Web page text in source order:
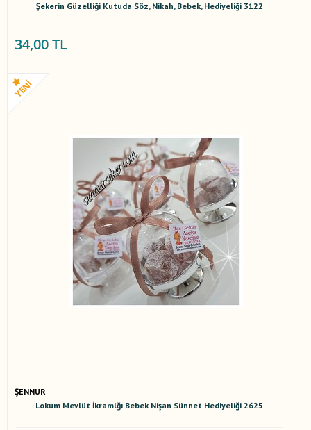
Şekerin Güzelliği Kutuda Söz, Nikah, Bebek, Hediyeliği 3122
34,00 TL
ŞENNUR
Lokum Mevlüt İkramlğı Bebek Nişan Sünnet Hediyeliği 2625